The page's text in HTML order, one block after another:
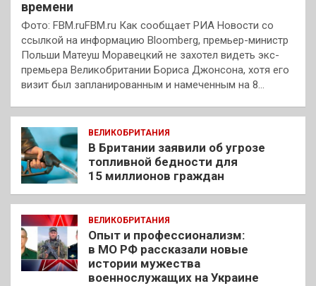
времени
Фото: FBM.ruFBM.ru Как сообщает РИА Новости со
ссылкой на информацию Bloomberg, премьер-министр
Польши Матеуш Моравецкий не захотел видеть экс-
премьера Великобритании Бориса Джонсона, хотя его
визит был запланированным и намеченным на 8…
ВЕЛИКОБРИТАНИЯ
В Британии заявили об угрозе
топливной бедности для
15 миллионов граждан
ВЕЛИКОБРИТАНИЯ
Опыт и профессионализм:
в МО РФ рассказали новые
истории мужества
военнослужащих на Украине